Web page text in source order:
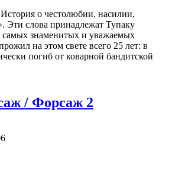
о честолюбии, насилии,
Эти слова принадлежат Тупаку
знаменитых и уважаемых
на этом свете всего 25 лет: в
погиб от коварной бандитской
/ Форсаж 2